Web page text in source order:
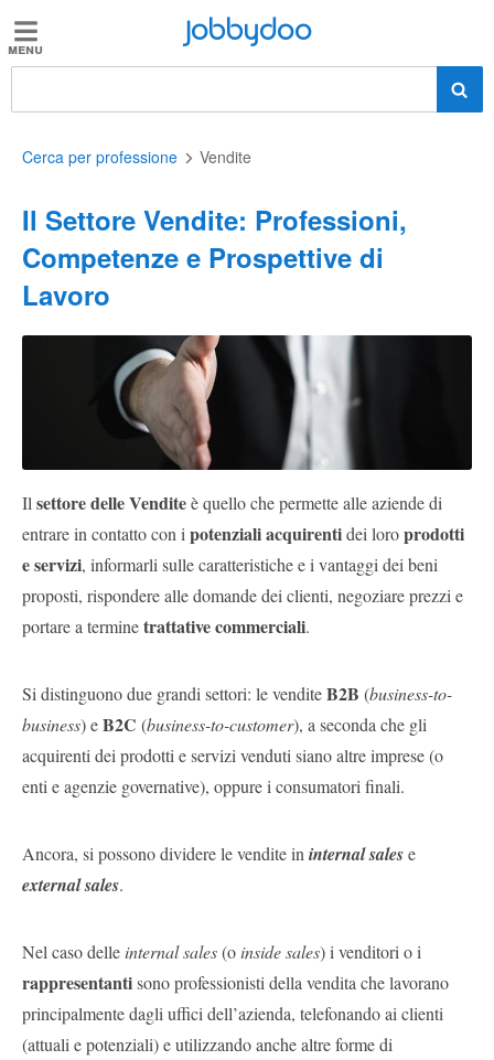
Jobbydoo
lavoro
Stipendi
Elenco
professioni
Pubblica
Offerte
Area
Jobbydoo
Cerca per professione Vendite
Il Settore Vendite: Professioni,
Competenze e Prospettive di
Lavoro
Ilsettore delle Venditeè quello che permette alle aziende di
entrare in contatto con ipotenziali acquirentidei loroprodotti
e servizi, informarli sulle caratteristiche e i vantaggi dei beni
proposti, rispondere alle domande dei clienti, negoziare prezzi e
portare a terminetrattative commerciali.
Si distinguono due grandi settori: le venditeB2B (business-to-
business) eB2C (business-to-customer), a seconda che gli
acquirenti dei prodotti e servizi venduti siano altre imprese (o
enti e agenzie governative), oppure i consumatori finali.
Ancora, si possono dividere le vendite ininternal salese
external sales.
Nel caso delle internal sales(o inside sales) i venditori o i
rappresentantisono professionisti della vendita che lavorano
principalmente dagli uffici dell’azienda, telefonando ai clienti
(attuali e potenziali) e utilizzando anche altre forme di